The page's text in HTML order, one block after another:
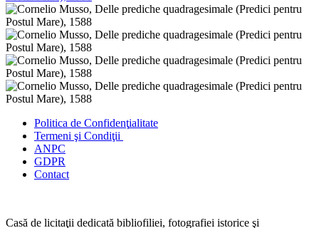
Politica de Confidenţialitate
Termeni şi Condiţii
ANPC
GDPR
Contact
Casă de licitaţii dedicată bibliofiliei, fotografiei istorice şi